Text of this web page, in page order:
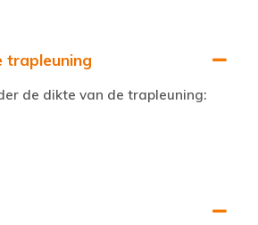
trapleuning
de dikte van de trapleuning: